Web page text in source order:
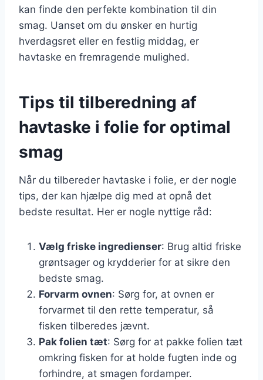
kan finde den perfekte kombination til din
smag. Uanset om du ønsker en hurtig
hverdagsret eller en festlig middag, er
havtaske en fremragende mulighed.
Tips til tilberedning af
havtaske i folie for optimal
smag
Når du tilbereder havtaske i folie, er der nogle
tips, der kan hjælpe dig med at opnå det
bedste resultat. Her er nogle nyttige råd:
Vælg friske ingredienser: Brug altid friske
grøntsager og krydderier for at sikre den
bedste smag.
Forvarm ovnen: Sørg for, at ovnen er
forvarmet til den rette temperatur, så
fisken tilberedes jævnt.
Pak folien tæt: Sørg for at pakke folien tæt
omkring fisken for at holde fugten inde og
forhindre, at smagen fordamper.